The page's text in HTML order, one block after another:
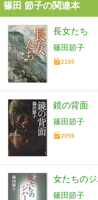
篠田 節子の関連本
長女たち
篠田節子
2165
鏡の背面
篠田節子
2058
女たちの
篠田節子